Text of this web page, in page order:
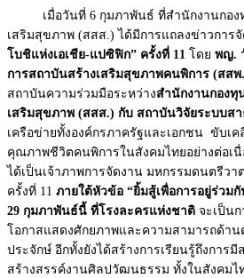
เมื่อวันที่ 6 กุมภาพันธ์ ที่สำนักงานกอง
เสริมสุขภาพ (สสส.) ได้มีการแถลงข่าวการ
โบชิแห่งเอเชีย-แปซิฟิก” ครั้งที่ 11 โดย พญ.
การสถาบันสร้างเสริมสุขภาพคนพิการ (สสพ
สถาบันความร่วมมือระหว่างสำนักงานกอง
เสริมสุขภาพ (สสส.) กับ สถาบันวิจัยระบบส
เครือข่ายทั้งองค์กรภาครัฐและเอกชน ขับเ
คุณภาพชีวิตคนพิการในสังคมไทยอย่างต่อเนื่
ได้เป็นเจ้าภาพการจัดงาน มหกรรมดนตรีว
ครั้งที่ 11 ภายใต้หัวข้อ “ยิ้มสู้เพื่อการอยู่ร่วม
29 กุมภาพันธ์นี้ ที่โรงละครแห่งชาติ จะเป็น
โอกาสแสดงศักยภาพและความสามารถด้า
ประจักษ์ อีกทั้งยังได้สร้างการเรียนรู้ถึงการ
สร้างสรรค์งานศิลปวัฒนธรรม ทั้งในสังคมไ